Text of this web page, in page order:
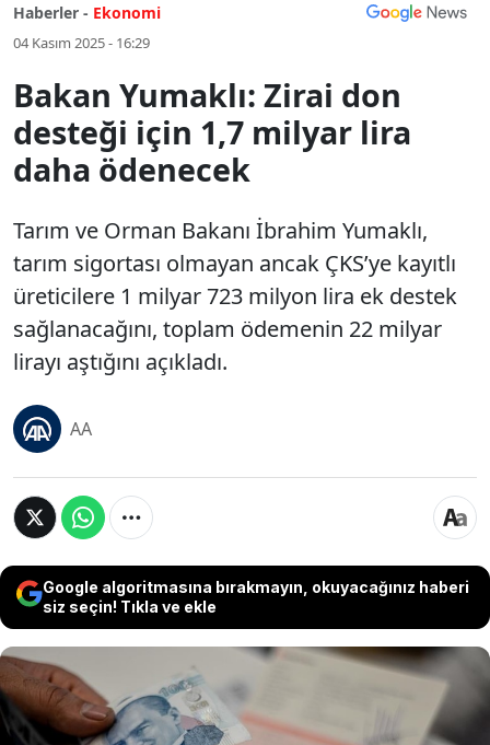
Haberler - Ekonomi
04 Kasım 2025 - 16:29
Bakan Yumaklı: Zirai don
desteği için 1,7 milyar lira
daha ödenecek
Tarım ve Orman Bakanı İbrahim Yumaklı,
tarım sigortası olmayan ancak ÇKS’ye kayıtlı
üreticilere 1 milyar 723 milyon lira ek destek
sağlanacağını, toplam ödemenin 22 milyar
lirayı aştığını açıkladı.
AA
Google algoritmasına bırakmayın, okuyacağınız haberi
siz seçin! Tıkla ve ekle
Tarım ve Orman Bakanı İbrahim Yumaklı,